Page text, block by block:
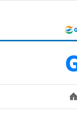
본문 바로가기
주메뉴 바로가기